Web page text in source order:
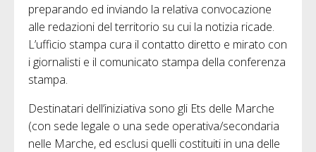
preparando ed inviando la relativa convocazione
alle redazioni del territorio su cui la notizia ricade.
L’ufficio stampa cura il contatto diretto e mirato con
i giornalisti e il comunicato stampa della conferenza
stampa.
Destinatari dell’iniziativa sono gli Ets delle Marche
(con sede legale o una sede operativa/secondaria
nelle Marche, ed esclusi quelli costituiti in una delle